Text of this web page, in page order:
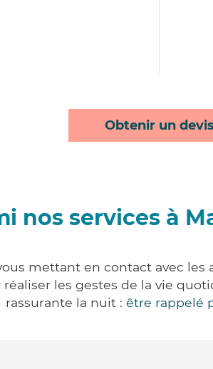
Obtenir un devis
nos services à
mettant en contact avec
les gestes de la vie
rassurante la nuit : être rappelé